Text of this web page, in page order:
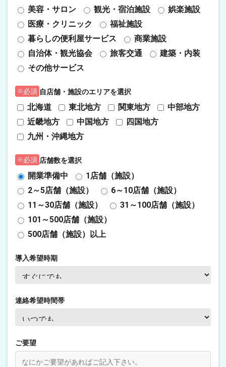
美容・サロン
観光・宿泊施設
娯楽施設
医療・クリニック
福祉施設
暮らしの便利屋サービス
商業施設
自治体・観光協会
旅客交通
建築・内装
その他サービス
必須 自店舗・施設のエリアを選択
北海道 東北地方 関東地方
中部地方
近畿地方
中国地方
四国地方
九州・沖縄地方
必須 店舗数を選択
開業準備中
1店舗（施設）
2～5店舗（施設）
6～10店舗（施設）
11～30店舗（施設）
31～100店舗（施設）
101～500店舗（施設）
500店舗（施設）以上
導入希望時期
連絡希望時間帯
ご要望